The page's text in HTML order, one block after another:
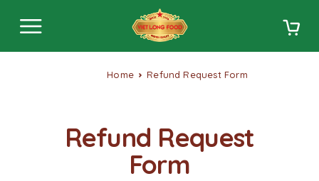
Home Refund Request Form
Refund Request
Form